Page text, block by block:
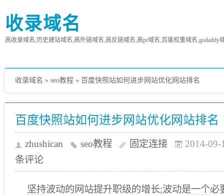
收录域名
高收录域名,历史建站域名,高外链域名,高反链域名,高pr域名,百度权重域名,godaddy
收录域名 » seo教程 » 百度快照站如何进步网站优化网站排名
百度快照站如何进步网站优化网站排名
zhushican seo教程 固定连接
2014-09-
条评论
坚持波动的网站提升职级的增长;波动是一个必